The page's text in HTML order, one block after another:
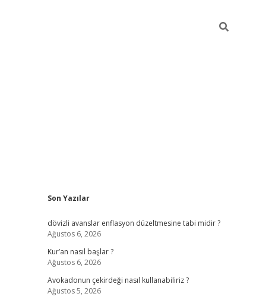
Sidebar
Son Yazılar
dövizli avanslar enflasyon düzeltmesine tabi midir ?
Ağustos 6, 2026
Kur’an nasıl başlar ?
Ağustos 6, 2026
Avokadonun çekirdeği nasıl kullanabiliriz ?
Ağustos 5, 2026